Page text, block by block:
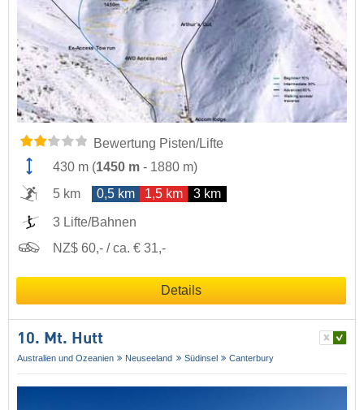
Bewertung Pisten/Lifte
430 m (1450 m - 1880 m)
5 km
0,5 km 1,5 km 3 km
3 Lifte/Bahnen
NZ$ 60,- / ca. € 31,-
Details
10. Mt. Hutt
Australien und Ozeanien Neuseeland Südinsel Canterbury